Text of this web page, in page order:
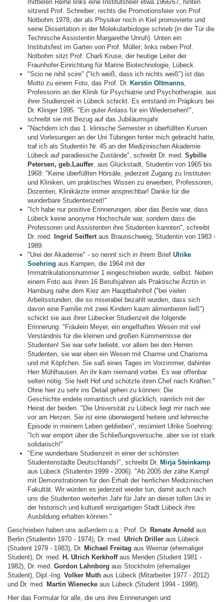
mittleren Reihe links eine Institutsfeier etwa 1966/67, hinten
sitzend Prof. Schreiber; rechts die Promotionsfeier von Prof.
Notbohm 1978, der als Physiker noch in Kiel promovierte und
seine Dissertation in der Molekularbiologie schrieb (in der Tür die
Technische Assistentin Margarethe Unruh). Unten ein
Institutsfest im Garten von Prof. Müller; links neben Prof.
Notbohm sitzt Prof. Charli Kruse, der heutige Leiter der
Fraunhofer-Einrichtung für Marine Biotechnologie, Lübeck.
"Scio ne nihil scire" ("Ich weiß, dass ich nichts weiß") ist das
Motto zu einem Foto, das Prof. Dr. Kerstin Oltmanns,
Professorin an der Klinik für Psychiatrie und Psychotherapie, aus
ihrer Studienzeit in Lübeck schickt. Es entstand im Präpkurs bei
Dr. Klinger 1995. "Ein guter Anlass für ein Wiedersehen!",
schreibt sie mit Bezug auf das Jubiläumsjahr.
"Nachdem ich das 1. klinische Semester in überfüllten Kursen
und Vorlesungen an der Uni Tübingen hinter mich gebracht hatte,
traf ich als Studentin Nr. 45 an der Medizinischen Akademie
Lübeck auf paradiesiche Zustände", schreibt Dr. med. Sybille
Petersen, geb.Lauffer, aus Glückstadt, Studentin von 1965 bis
1968: "Keine überfüllten Hörsäle, jederzeit Zugang zu Instituten
und Kliniken, um praktisches Wissen zu erwerben, Professoren,
Dozenten, Klinikärzte immer ansprechbar! Danke für die
wunderbare Studentenzeit!"
"Ich habe nur positive Erinnerungen, aber das Beste war, dass
Lübeck keine anonyme Hochschule war, sondern dass die
Professoren und Assistenten ihre Studenten kannten", schreibt
Dr. med. Ingrid Seiffertaus Braunschweig, Studentin von 1983 -
1989.
"Urei der Akademie" - so nennt sich in ihrem Brief Ulrike
Soehring aus Kampen, die 1964 mit der
Immatrikulationsnummer 1 eingeschrieben wurde, selbst. Neben
einem Foto aus ihren 16 Berufsjahren als Praktische Ärztin in
Hamburg nahe dem Kiez am Hauptbahnhof ("bei vielen
Arbeitsstunden, die so miserabel bezahlt wurden, dass sich
davon eine Familie mit zwei Kindern kaum alimentieren ließ")
schickt sie aus ihrer Lübecker Studienzeit die folgende
Erinnerung: "Fräulein Meyer, ein engelhaftes Wesen mit viel
Verständnis für die kleinen und großen Kümmernisse der
Studenten! Sie war sehr beliebt, vor allem bei den Herren
Studenten, sie war eben ein Wesen mit Charme und Charisma
und mit Köpfchen. Sie saß eines Tages im Vorzimmer, dahinter
Herr Mühlhausen. An ihr kam niemand vorbei. Es war offenbar
selten nötig. Sie hielt Hof und schützte ihren Chef nach Kräften."
Ohne hier zu sehr ins Detail gehen zu können: Die
Geschichte endete romantisch und glücklich, nämlich mit der
Heirat der beiden. "Die Universität zu Lübeck liegt mir nach wie
vor am Herzen. Sie ist eine überwiegend heitere und lehrreiche
Episode in meinem Leben geblieben", resümiert Ulrike Soehring:
"Ich war empört über die Schließungsversuche, aber sie ist stark
solidarisch!"
"Eine wunderbare Studienzeit in einer der schönsten
Studentenstädte Deutschlands!", schreibt Dr. Mirja Steinkamp
aus Lübeck (Studentin 1999 - 2006). "Ab 2005 der zähe Kampf
mit Demonstrationen für den Erhalt der herrlichen Medizinischen
Fakultät. Wir würden es jederzeit wieder tun, damit auch nach
uns die Studenten weiterhin Jahr für Jahr an dieser tollen Uni in
der historisch und kulturell einzigartigen Stadt Lübeck ihre
Ausbildung erhalten können."
Geschrieben haben uns außerdem u.a.: Prof. Dr. Renate Arnold aus
Berlin (Studentin 1970 - 1974), Dr. med. Ulrich Driller aus Lübeck
(Student 1979 - 1983), Dr. Michael Freitag aus Weimar (ehemaliger
Student), Dr. med. H. Ulrich Kerkhoffaus Menden (Student 1981 -
1982), Dr. med. Gordon Lahnborg aus Stockholm (ehemaliger
Student), Dipl.-Ing. Volker Muth aus Lübeck (Mitarbeiter 1977 - 2012)
und Dr. med. Martin Wienecke aus Lübeck (Student 1994 - 1998).
Hier das Formular für alle, die uns ihre Erinnerungen und